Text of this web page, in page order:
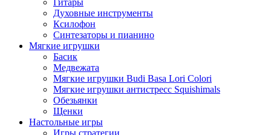
Гитары
Духовные инструменты
Ксилофон
Синтезаторы и пианино
Мягкие игрушки
Басик
Медвежата
Мягкие игрушки Budi Basa Lori Colori
Мягкие игрушки антистресс Squishimals
Обезьянки
Щенки
Настольные игры
Игры стратегии